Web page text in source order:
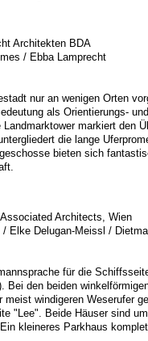
Architekten BDA
/ Ebba Lamprecht
nur an wenigen Orten
als Orientierungs-
markiert den
die lange
bieten sich
Architects, Wien
/ Elke Delugan-Meissl /
für die
Bei den beiden
windigeren Weserufer
"Lee". Beide Häuser sind
kleineres Parkhaus